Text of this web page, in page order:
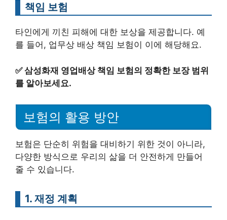
책임 보험
타인에게 끼친 피해에 대한 보상을 제공합니다. 예
를 들어, 업무상 배상 책임 보험이 이에 해당해요.
✅삼성화재 영업배상 책임 보험의 정확한 보장 범위
를 알아보세요.
보험의 활용 방안
보험은 단순히 위험을 대비하기 위한 것이 아니라,
다양한 방식으로 우리의 삶을 더 안전하게 만들어
줄 수 있습니다.
1. 재정 계획